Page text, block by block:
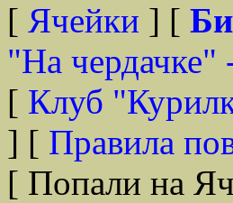
[ Ячейки ] [
"На чердачке"
[ Клуб
] [ Правила
[ Попали на